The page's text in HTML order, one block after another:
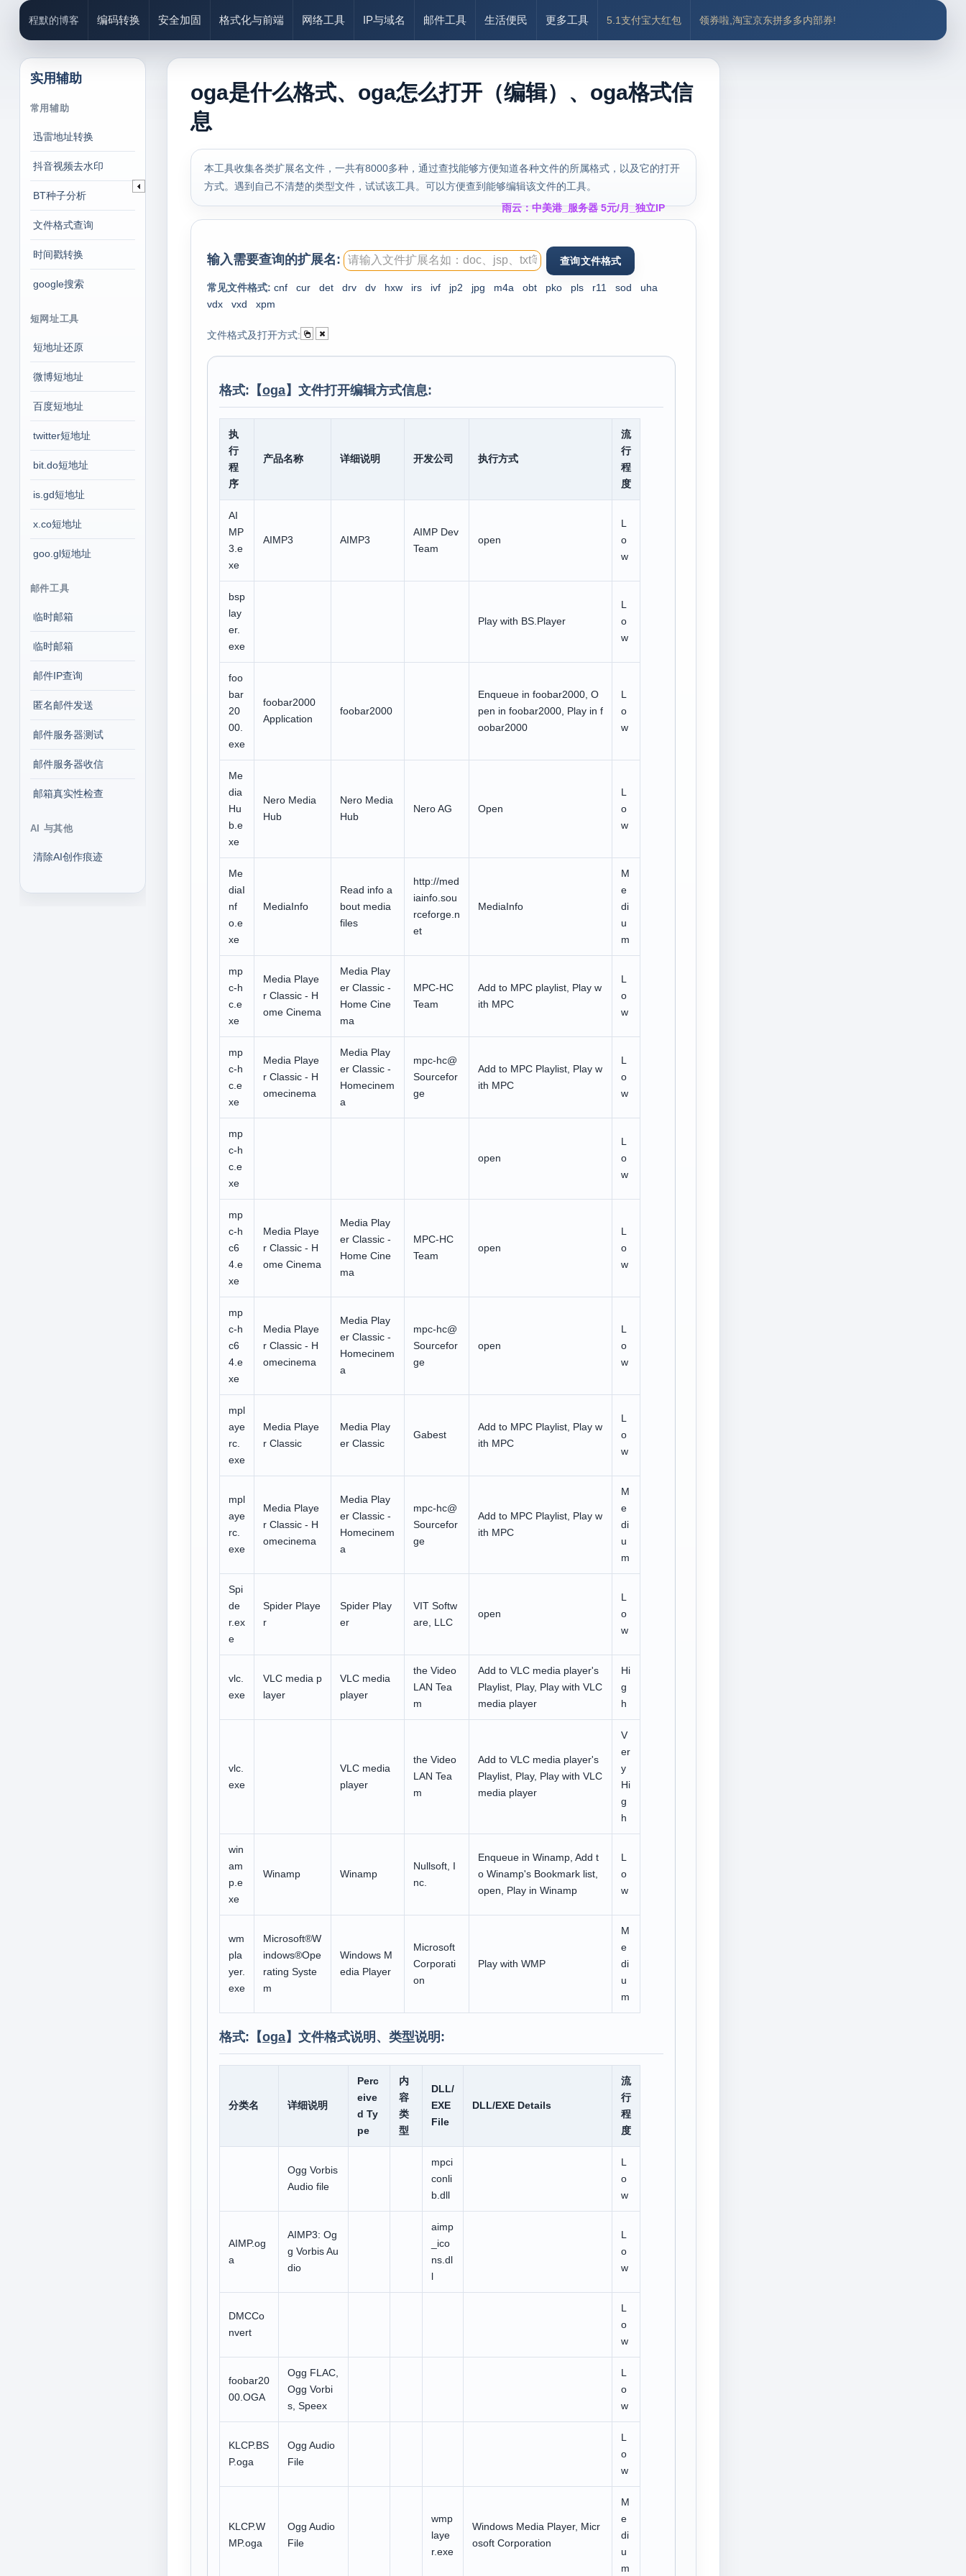
程默的博客 编码转换 安全加固 格式化与前端 网络工具 IP与域名 邮件工具 生活便民 更多工具 5.1支付宝大红包 领券啦,淘宝京东拼多多内部券!
实用辅助
常用辅助
迅雷地址转换
抖音视频去水印
BT种子分析
文件格式查询
时间戳转换
google搜索
短网址工具
短地址还原
微博短地址
百度短地址
twitter短地址
bit.do短地址
is.gd短地址
x.co短地址
goo.gl短地址
邮件工具
临时邮箱
临时邮箱
邮件IP查询
匿名邮件发送
邮件服务器测试
邮件服务器收信
邮箱真实性检查
AI 与其他
清除AI创作痕迹
oga是什么格式、oga怎么打开（编辑）、oga格式信
息
本工具收集各类扩展名文件，一共有8000多种，通过查找能够方便知道各种文件的所属格式，以及它的打开
方式。遇到自己不清楚的类型文件，试试该工具。可以方便查到能够编辑该文件的工具。
雨云：中美港_服务器 5元/月_独立IP
输入需要查询的扩展名:
常见文件格式: cnf cur det drv dv hxw irs ivf jp2 jpg m4a obt pko pls r11 sod
uha
vdx
vxd xpm
文件格式及打开方式:
格式:【oga】文件打开编辑方式信息:
执
行
程
序
产品名称 详细说明 开发公司 执行方式
流
行
程
度
AI
MP
3.e
xe
AIMP3 AIMP3
AIMP Dev
Team
open
L
o
w
bsp
lay
er.
exe
Play with BS.Player
L
o
w
foo
bar
20
00.
exe
foobar2000
Application
foobar2000
Enqueue in foobar2000, O
pen in foobar2000, Play in f
oobar2000
L
o
w
Me
dia
Hu
b.e
xe
Nero Media
Hub
Nero Media
Hub
Nero AG Open
L
o
w
Me
diaI
nf
o.e
xe
MediaInfo
Read info a
bout media
files
http://med
iainfo.sou
rceforge.n
et
MediaInfo
M
e
di
u
m
mp
c-h
c.e
xe
Media Playe
r Classic - H
ome Cinema
Media Play
er Classic -
Home Cine
ma
MPC-HC
Team
Add to MPC playlist, Play w
ith MPC
L
o
w
mp
c-h
c.e
xe
Media Playe
r Classic - H
omecinema
Media Play
er Classic -
Homecinem
a
mpc-hc@
Sourcefor
ge
Add to MPC Playlist, Play w
ith MPC
L
o
w
mp
c-h
c.e
xe
open
L
o
w
mp
c-h
c6
4.e
xe
Media Playe
r Classic - H
ome Cinema
Media Play
er Classic -
Home Cine
ma
MPC-HC
Team
open
L
o
w
mp
c-h
c6
4.e
xe
Media Playe
r Classic - H
omecinema
Media Play
er Classic -
Homecinem
a
mpc-hc@
Sourcefor
ge
open
L
o
w
mpl
aye
rc.
exe
Media Playe
r Classic
Media Play
er Classic
Gabest
Add to MPC Playlist, Play w
ith MPC
L
o
w
mpl
aye
rc.
exe
Media Playe
r Classic - H
omecinema
Media Play
er Classic -
Homecinem
a
mpc-hc@
Sourcefor
ge
Add to MPC Playlist, Play w
ith MPC
M
e
di
u
m
Spi
de
r.ex
e
Spider Playe
r
Spider Play
er
VIT Softw
are, LLC
open
L
o
w
vlc.
exe
VLC media p
layer
VLC media
player
the Video
LAN Tea
m
Add to VLC media player's
Playlist, Play, Play with VLC
media player
Hi
g
h
vlc.
exe
VLC media
player
the Video
LAN Tea
m
Add to VLC media player's
Playlist, Play, Play with VLC
media player
V
er
y
Hi
g
h
win
am
p.e
xe
Winamp Winamp
Nullsoft, I
nc.
Enqueue in Winamp, Add t
o Winamp's Bookmark list,
open, Play in Winamp
L
o
w
wm
pla
yer.
exe
Microsoft®W
indows®Ope
rating Syste
m
Windows M
edia Player
Microsoft
Corporati
on
Play with WMP
M
e
di
u
m
格式:【oga】文件格式说明、类型说明:
分类名 详细说明
Perc
eive
d Ty
pe
内
容
类
型
DLL/
EXE
File
DLL/EXE Details
流
行
程
度
Ogg Vorbis
Audio file
mpci
conli
b.dll
L
o
w
AIMP.og
a
AIMP3: Og
g Vorbis Au
dio
aimp
_ico
ns.dl
l
L
o
w
DMCCo
nvert
L
o
w
foobar20
00.OGA
Ogg FLAC,
Ogg Vorbi
s, Speex
L
o
w
KLCP.BS
P.oga
Ogg Audio
File
L
o
w
KLCP.W
MP.oga
Ogg Audio
File
wmp
laye
r.exe
Windows Media Player, Micr
osoft Corporation
M
e
di
u
m